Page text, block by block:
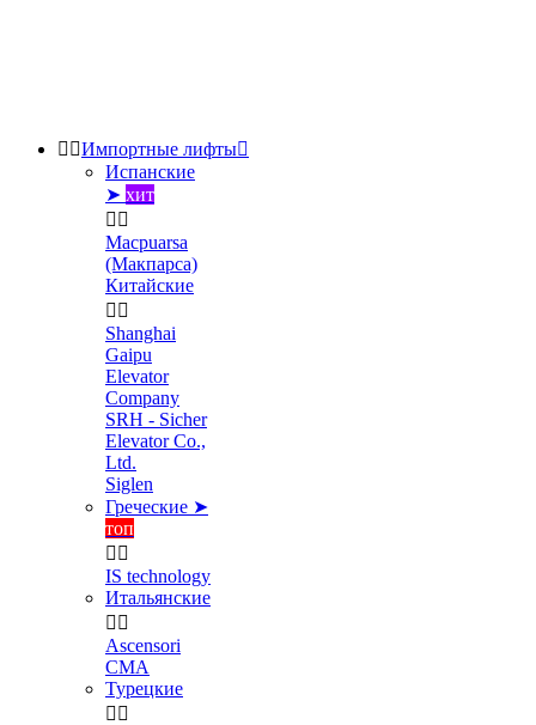
 Импортные лифты
Испанские
➤ хит
 
Macpuarsa
(Макпарса)
Китайские
 
Shanghai
Gaipu
Elevator
Company
SRH - Sicher
Elevator Co.,
Ltd.
Siglen
Греческие ➤
топ
 
IS technology
Итальянские
 
Ascensori
CMA
Турецкие
 